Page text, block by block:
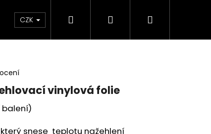
BLEŠÍ TRH🛍️ Doprava a platba
CZK Hledat PřihlášeníNákupní
vinylová folie
balení)
snese teplotu nažehlení